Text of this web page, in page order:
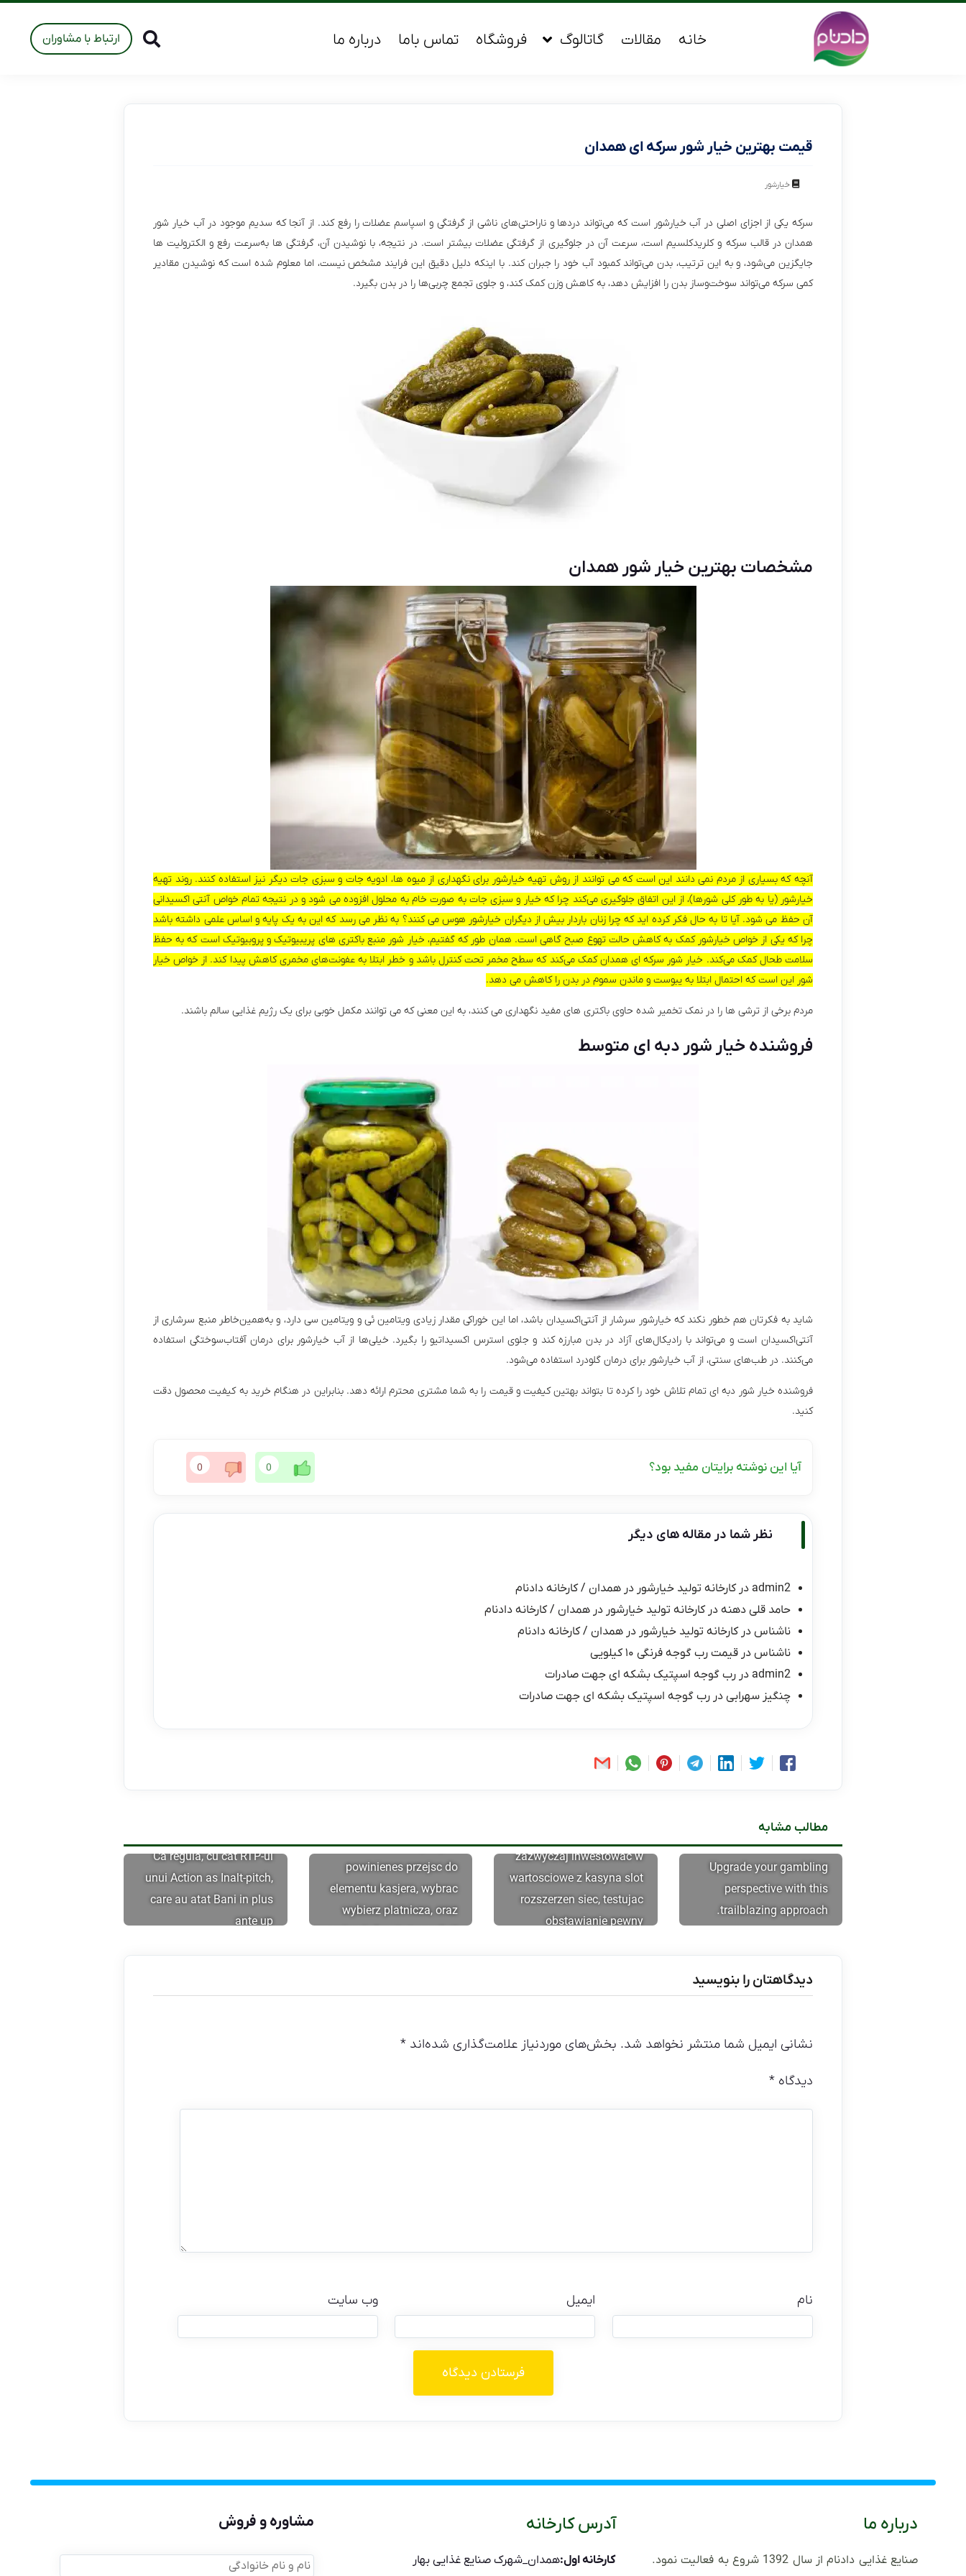
خانه مقالات گاتالوگ فروشگاه تماس باما درباره ما ارتباط با مشاوران
قیمت بهترین خیار شور سرکه ای همدان
خیارشور
سرکه یکی از اجزای اصلی در آب خیارشور است که می‌تواند درد‌ها و ناراحتی‌های ناشی از گرفتگی و اسپاسم عضلات را رفع کند. از آنجا که سدیم موجود در آب خیار شور
همدان در قالب سرکه و کلریدکلسیم است، سرعت آن در جلوگیری از گرفتگی عضلات بیشتر است. در نتیجه، با نوشیدن آن، گرفتگی‌ ها به‌سرعت رفع و الکترولیت‌ ها
جایگزین می‌شود، و به این ترتیب، بدن می‌تواند کمبود آب خود را جبران کند. با اینکه دلیل دقیق این فرایند مشخص نیست، اما معلوم شده است که نوشیدن مقادیر
کمی سرکه می‌تواند سوخت‌وساز بدن را افزایش دهد، به کاهش وزن کمک کند، و جلوی تجمع چربی‌ها را در بدن بگیرد.
مشخصات بهترین خیار شور همدان
آنچه که بسیاری از مردم نمی‌ دانند این است که می‌ توانند از روش تهیه خیارشور برای نگهداری از میوه ها، ادویه جات و سبزی جات دیگر نیز استفاده کنند. روند تهیه
خیارشور (یا به طور کلی شورها)، از این اتفاق جلوگیری می‌کند چرا که خیار و سبزی جات به صورت خام به محلول افزوده می‌ شود و در نتیجه تمام خواص آنتی اکسیدانی
آن حفظ می‌ شود. آیا تا به حال فکر کرده اید که چرا زنان باردار بیش از دیگران خیارشور هوس می‌ کنند؟ به نظر می‌ رسد که این به یک پایه و اساس علمی داشته باشد
چرا که یکی از خواص خیارشور کمک به کاهش حالت تهوع صبح گاهی است. همان طور که گفتیم، خیار شور منبع باکتری‌ های پریبیوتیک و پروبیوتیک است که به حفظ
سلامت طحال کمک می‌کند. خیار شور سرکه ای همدان کمک می‌کند که سطح مخمر تحت کنترل باشد و خطر ابتلا به عفونت‌های مخمری کاهش پیدا کند. از خواص خیار
شور این است که احتمال ابتلا به یبوست و ماندن سموم در بدن را کاهش می‌ دهد.
مردم برخی از ترشی ها را در نمک تخمیر شده حاوی باکتری های مفید نگهداری می کنند، به این معنی که می توانند مکمل خوبی برای یک رژیم غذایی سالم باشند.
فروشنده خیار شور دبه ای متوسط
شاید به فکرتان هم خطور نکند که خیارشور سرشار از آنتی‌اکسیدان باشد، اما این خوراکی مقدار زیادی ویتامین ئی و ویتامین سی دارد، و به‌همین‌خاطر منبع سرشاری از
آنتی‌اکسیدان است و می‌تواند با رادیکال‌های آزاد در بدن مبارزه کند و جلوی استرس اکسیداتیو را بگیرد. خیلی‌ها از آب خیارشور برای درمان آفتاب‌سوختگی استفاده
می‌کنند. در طب‌های سنتی، از آب خیارشور برای درمان گلودرد استفاده می‌شود.
فروشنده خیار شور دبه ای تمام تلاش خود را کرده تا بتواند بهتین کیفیت و قیمت را به شما مشتری محترم ارائه دهد. بنابراین در هنگام خرید به کیفیت محصول دقت
کنید.
آیا این نوشته برایتان مفید بود؟ 0
0
نظر شما در مقاله های دیگر
admin2 درکارخانه تولید خیارشور در همدان / کارخانه دادنام
حامد قلی دهنه درکارخانه تولید خیارشور در همدان / کارخانه دادنام
ناشناس درکارخانه تولید خیارشور در همدان / کارخانه دادنام
ناشناس در قیمت رب گوجه فرنگی ۱۰ کیلویی
admin2 در رب گوجه اسپتیک بشکه ای جهت صادرات
چنگیز سهرابی در رب گوجه اسپتیک بشکه ای جهت صادرات
مطالب مشابه
Upgrade your gambling
perspective with this
trailblazing approach.
zazwyczaj inwestowac w
wartosciowe z kasyna slot
rozszerzen siec, testujac
obstawianie pewny
Zrobic dokonac depozytu,
powinienes przejsc do
elementu kasjera, wybrac
wybierz platnicza, oraz
Ca regula, cu cat RTP-ul
unui Action as Inalt-pitch,
care au atat Bani in plus
ante up
دیدگاهتان را بنویسید
نشانی ایمیل شما منتشر نخواهد شد. بخش‌های موردنیاز علامت‌گذاری شده‌اند *
دیدگاه *
نام ایمیل وب‌ سایت
درباره ما
صنایع غذایی دادنام از سال 1392 شروع به فعالیت نمود.
آدرس کارخانه
کارخانه اول:همدان_شهرک صنایع غذایی بهار
مشاوره و فروش
نام
و